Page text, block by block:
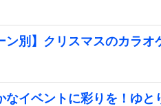
ン別】クリスマスのカラ
なイベントに彩りを！ゆ